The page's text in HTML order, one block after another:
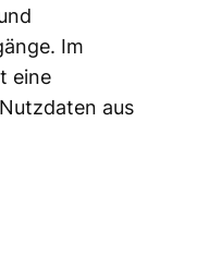
Im
eine
aus